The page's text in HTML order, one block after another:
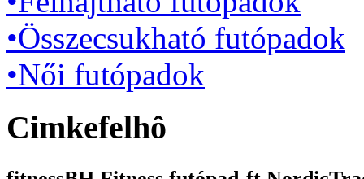
•Összecsukható futópadok
•Női futópadok
Cimkefelhô